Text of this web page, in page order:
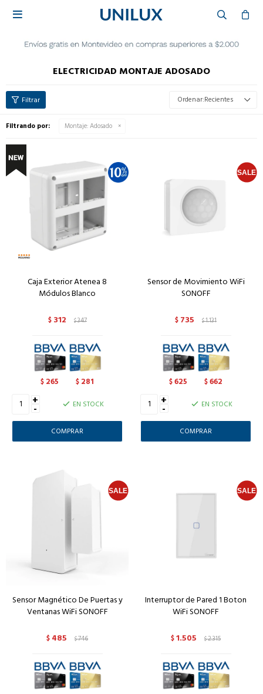

ELECTRICIDAD MONTAJE ADOSADO
Recientes
Filtrando por: Montaje:Adosado
Caja Exterior Atenea 8
Módulos Blanco
$ 312 $347
$ 265 $ 281
+
- EN STOCK
Sensor de Movimiento WiFi
SONOFF
$ 735 $1.131
$625 $662
+
- EN STOCK
Sensor Magnético De Puertas y
Ventanas WiFi SONOFF
$ 485 $746
Interruptor de Pared 1 Boton
WiFi SONOFF
$1.505 $2.315